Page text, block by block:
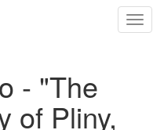
- "The
of Pliny,